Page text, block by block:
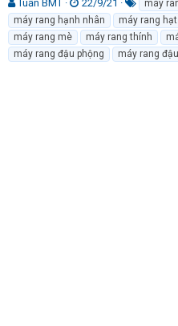
h
r
e
a
Tuấn BMT
g
à
y
g
22/9/21
ừ
k
h
ó
máy
máy rang hạnh nhân
máy rang
máy rang mè
máy rang thính
máy rang đậu phộng
máy rang